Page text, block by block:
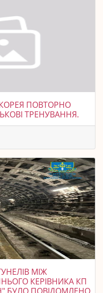
ПОВТОРНО
ТРЕНУВАННЯ.
МІЖ
КЕРІВНИКА КП